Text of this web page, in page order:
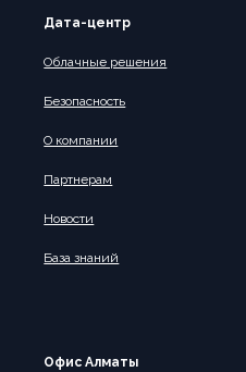
Дата-центр
Облачные решения
Безопасность
О компании
Партнерам
Новости
База знаний
Офис Алматы